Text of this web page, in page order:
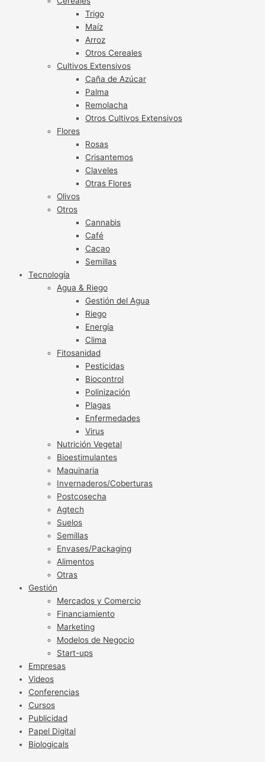
Trigo
Maíz
Arroz
Otros Cereales
Cultivos Extensivos
Caña de Azúcar
Palma
Remolacha
Otros Cultivos Extensivos
Flores
Rosas
Crisantemos
Claveles
Otras Flores
Olivos
Otros
Cannabis
Café
Cacao
Semillas
Tecnología
Agua & Riego
Gestión del Agua
Riego
Energía
Clima
Fitosanidad
Pesticidas
Biocontrol
Polinización
Plagas
Enfermedades
Virus
Nutrición Vegetal
Bioestimulantes
Maquinaria
Invernaderos/Coberturas
Postcosecha
Agtech
Suelos
Semillas
Envases/Packaging
Alimentos
Otras
Gestión
Mercados y Comercio
Financiamiento
Marketing
Modelos de Negocio
Start-ups
Empresas
Videos
Conferencias
Cursos
Publicidad
Papel Digital
Biologicals